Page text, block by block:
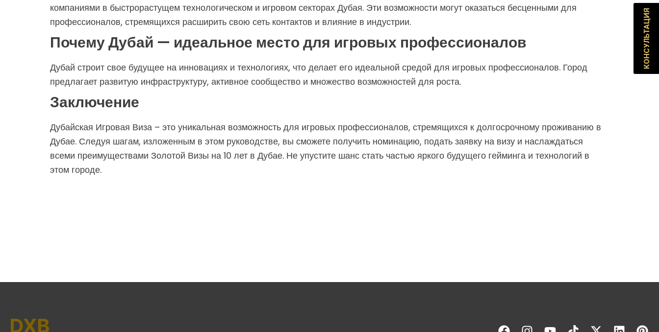
компаниями в быстрорастущем технологическом и игровом секторах Дубая. Эти возможности могут оказаться бесценными для
профессионалов, стремящихся расширить свою сеть контактов и влияние в индустрии.
Почему Дубай — идеальное место для игровых профессионалов
Дубай строит свое будущее на инновациях и технологиях, что делает его идеальной средой для игровых профессионалов. Город
предлагает развитую инфраструктуру, активное сообщество и множество возможностей для роста.
Заключение
Дубайская Игровая Виза – это уникальная возможность для игровых профессионалов, стремящихся к долгосрочному проживанию в
Дубае. Следуя шагам, изложенным в этом руководстве, вы сможете получить номинацию, подать заявку на визу и наслаждаться
всеми преимуществами Золотой Визы на 10 лет в Дубае. Не упустите шанс стать частью яркого будущего гейминга и технологий в
этом городе.
КОНСУЛЬТАЦИЯ